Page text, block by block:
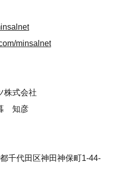
minsalnet
式会社
知彦
千代田区神田神保町1-44-